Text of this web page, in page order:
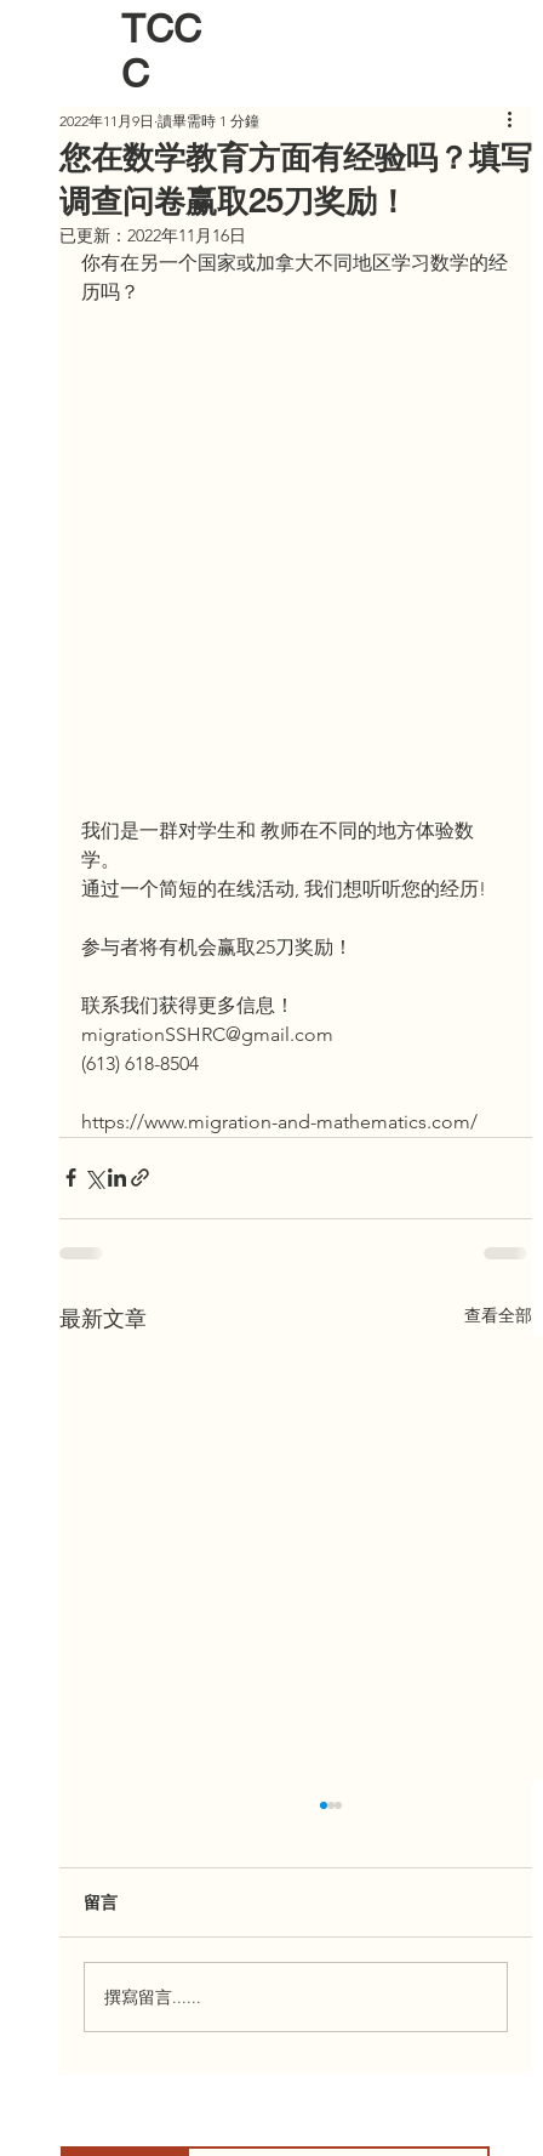
TCC
C
您在数学教育方面有经验吗？填写
调查问卷赢取25刀奖励！
2022年11月9日 讀畢需時 1 分鐘
已更新： 2022年11月16日
你有在另一个国家或加拿大不同地区学习数学的经
历吗？
我们是一群对学生和 教师在不同的地方体验数
学。
通过一个简短的在线活动, 我们想听听您的经历!
参与者将有机会赢取25刀奖励！
联系我们获得更多信息！
migrationSSHRC@gmail.com
(613) 618-8504
https://www.migration-and-mathematics.com/
最新文章 查看全部
留言
撰寫留言......